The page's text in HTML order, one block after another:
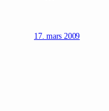
17. mars 2009